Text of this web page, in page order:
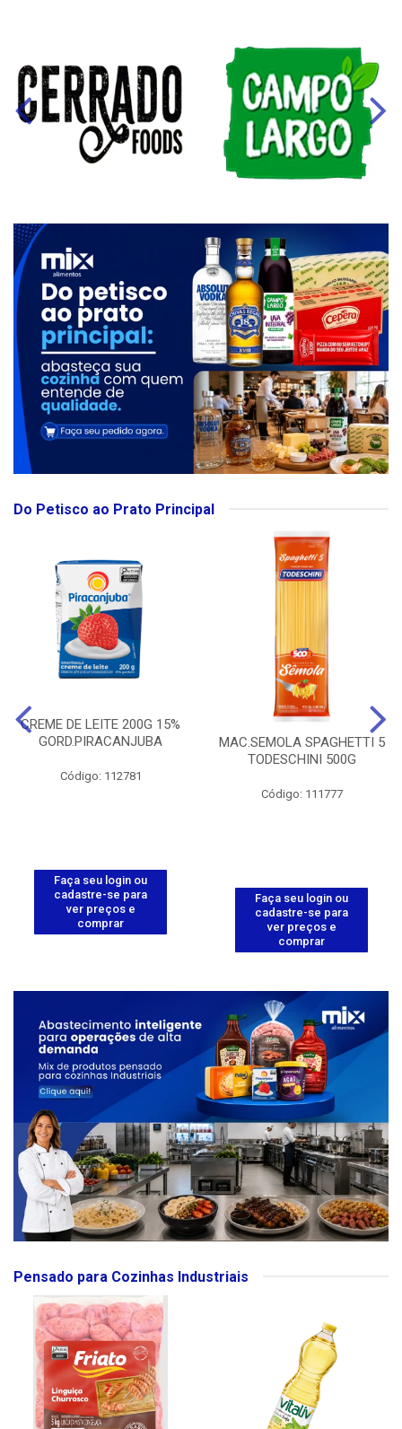
Do Petisco ao Prato Principal
CREME DE LEITE 200G 15%
GORD.PIRACANJUBA
Código: 112781
Faça seu login ou
cadastre-se para
ver preços e
comprar
MAC.SEMOLA SPAGHETTI 5
TODESCHINI 500G
Código: 111777
Faça seu login ou
cadastre-se para
ver preços e
comprar
Pensado para Cozinhas Industriais